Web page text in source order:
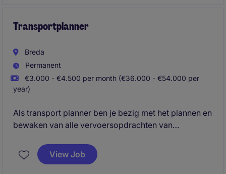
soepel verloop van de logistieke processen.
Transportplanner
Breda
Permanent
€3.000 - €4.500 per month (€36.000 - €54.000 per
year)
Als transport planner ben je bezig met het plannen en
bewaken van alle vervoersopdrachten van
staat alle administratieve taken te kunnen uitvoeren
om te voldoen aan de KPI's.
View Job